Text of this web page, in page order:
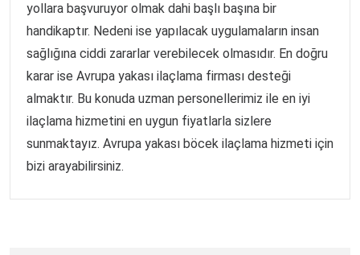
yollara başvuruyor olmak dahi başlı başına bir
handikaptır. Nedeni ise yapılacak uygulamaların insan
sağlığına ciddi zararlar verebilecek olmasıdır. En doğru
karar ise Avrupa yakası ilaçlama firması desteği
almaktır. Bu konuda uzman personellerimiz ile en iyi
ilaçlama hizmetini en uygun fiyatlarla sizlere
sunmaktayız. Avrupa yakası böcek ilaçlama hizmeti için
bizi arayabilirsiniz.